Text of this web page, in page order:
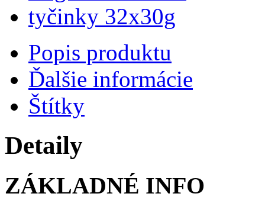
Popis produktu
Ďalšie informácie
Štítky
Detaily
ZÁKLADNÉ INFO